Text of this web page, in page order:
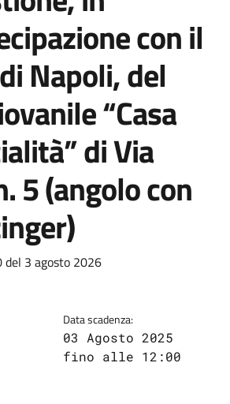
con il
Napoli, del
“Casa
di Via
5 (angolo con
notizia
del 3 agosto 2026
Data scadenza:
03 Agosto 2025
fino alle 12:00